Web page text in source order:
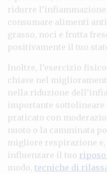
ridurre
consumare alimenti
grasso, noci e frutta
positivamente il tuo
Inoltre, l’esercizio
chiave nel
nella riduzione
importante sottolineare
praticato con
nuoto o la camminata
migliore respirazione e,
influenzare il tuo
modo, tecniche di